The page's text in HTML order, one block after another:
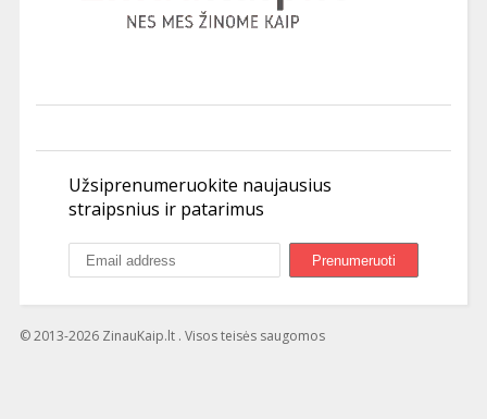
Užsiprenumeruokite naujausius
straipsnius ir patarimus
© 2013-2026 ZinauKaip.lt . Visos teisės saugomos